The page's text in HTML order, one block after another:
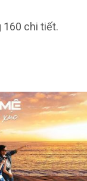
160 chi tiết.